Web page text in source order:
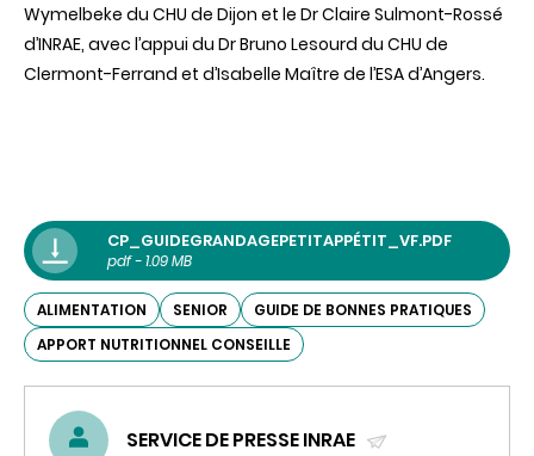
Wymelbeke du CHU de Dijon et le Dr Claire Sulmont-Rossé
d’INRAE, avec l’appui du Dr Bruno Lesourd du CHU de
Clermont-Ferrand et d’Isabelle Maître de l’ESA d’Angers.
CP_GUIDEGRANDAGEPETITAPPÉTIT_VF.PDF
pdf - 1.09 MB
ALIMENTATION SENIOR
GUIDE DE BONNES PRATIQUES
APPORT NUTRITIONNEL CONSEILLE
SERVICE DE PRESSE INRAE